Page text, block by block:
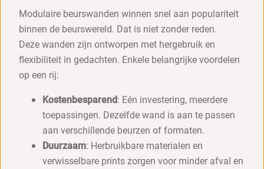
Modulaire beurswanden winnen snel aan populariteit
binnen de beurswereld. Dat is niet zonder reden.
Deze wanden zijn ontworpen met hergebruik en
flexibiliteit in gedachten. Enkele belangrijke voordelen
op een rij:
Kostenbesparend: Eén investering, meerdere
toepassingen. Dezelfde wand is aan te passen
aan verschillende beurzen of formaten.
Duurzaam: Herbruikbare materialen en
verwisselbare prints zorgen voor minder afval en